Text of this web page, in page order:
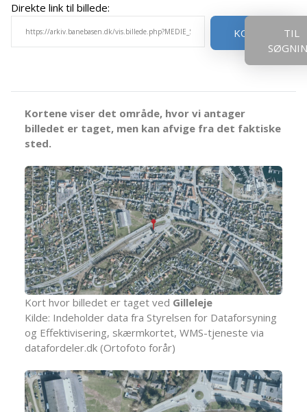
Direkte link til billede:
KOPIER
TIL
Kortene viser det område, hvor vi antager
billedet er taget, men kan afvige fra det faktiske
sted.
Kort hvor billedet er taget ved Gilleleje
Kilde: Indeholder data fra Styrelsen for Dataforsyning
og Effektivisering, skærmkortet, WMS-tjeneste via
datafordeler.dk (Ortofoto forår)